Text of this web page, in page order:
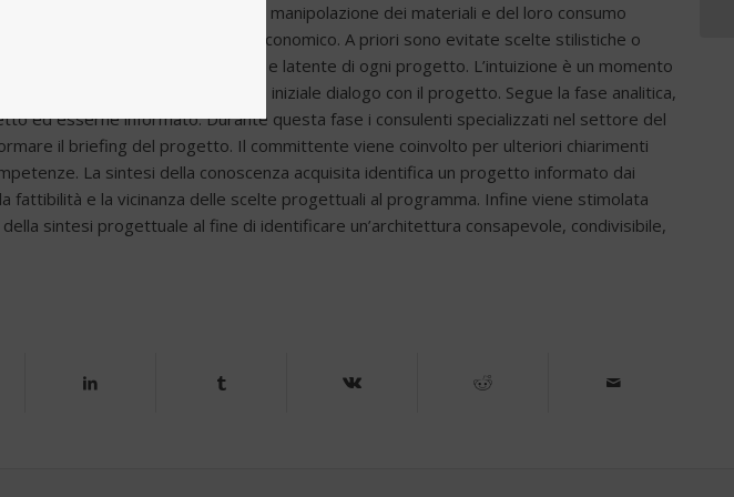
l’ambiente, le tecniche di manipolazione dei materiali e del loro consumo
energetico, e l’investimento economico. A priori sono evitate scelte stilistiche o
patrimonio creativo specifico e latente di ogni progetto. L’intuizione è un momento
creativa e culturale sprigiona un iniziale dialogo con il progetto. Segue la fase analitica,
ed esserne informato. Durante questa fase i consulenti specializzati nel settore del
il briefing del progetto. Il committente viene coinvolto per ulteriori chiarimenti
La sintesi della conoscenza acquisita identifica un progetto informato dai
fattibilità e la vicinanza delle scelte progettuali al programma. Infine viene stimolata
sintesi progettuale al fine di identificare un’architettura consapevole, condivisibile,